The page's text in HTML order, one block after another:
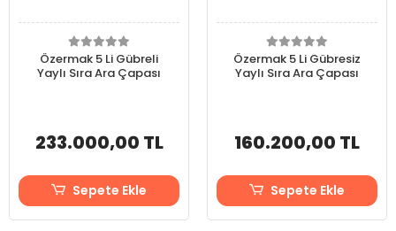
Özermak 5 Li Gübreli
Yaylı Sıra Ara Çapası
233.000,00 TL
Sepete Ekle
Özermak 5 Li Gübresiz
Yaylı Sıra Ara Çapası
160.200,00 TL
Sepete Ekle